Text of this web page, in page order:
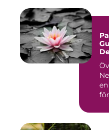
Ner Palettblad